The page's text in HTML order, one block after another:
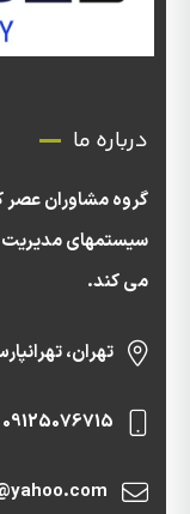
درباره ما
سیستمهای مدیریت
می کند.
تهران، تهرانپارس،190
09125076715